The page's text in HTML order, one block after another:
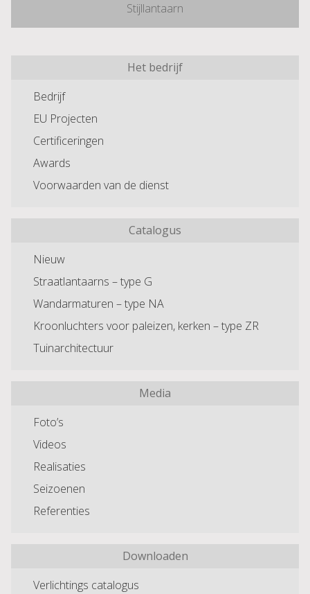
Stijllantaarn
Het bedrijf
Bedrijf
EU Projecten
Certificeringen
Awards
Voorwaarden van de dienst
Catalogus
Nieuw
Straatlantaarns – type G
Wandarmaturen – type NA
Kroonluchters voor paleizen, kerken – type ZR
Tuinarchitectuur
Media
Foto’s
Videos
Realisaties
Seizoenen
Referenties
Downloaden
Verlichtings catalogus